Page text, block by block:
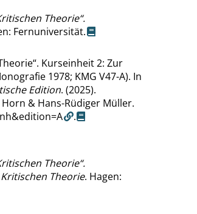
Theorie“.
Fernuniversität.
“. Kurseinheit 2: Zur
1978; KMG V47-A). In
Edition. (2025).
& Hans-Rüdiger Müller.
.
Theorie“.
Theorie. Hagen: